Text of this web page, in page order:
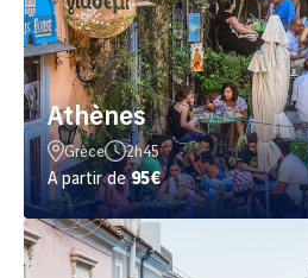
Athènes
Grèce 2h45
A partir de95€